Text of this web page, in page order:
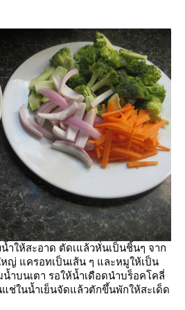
ำให้สะอาด ตัดเแล้วหั่นเป็นชิ้นๆ จาก
ญ่ แครอทเป็นเส้น ๆ และหมูให้เป็น
ำบนเตา รอให้น้ำเดือดนำบร็อคโคลี่
ช่ในน้ำเย็นจัดแล้วตักขึ้นพักให้สะเด็ด